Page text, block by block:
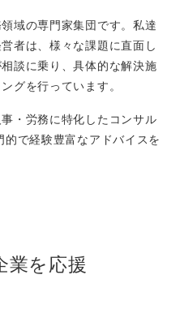
域の専門家集団です。私達
者は、様々な課題に直面し
談に乗り、具体的な解決施
グを行っています。
・労務に特化したコンサル
で経験豊富なアドバイスを
業を応援